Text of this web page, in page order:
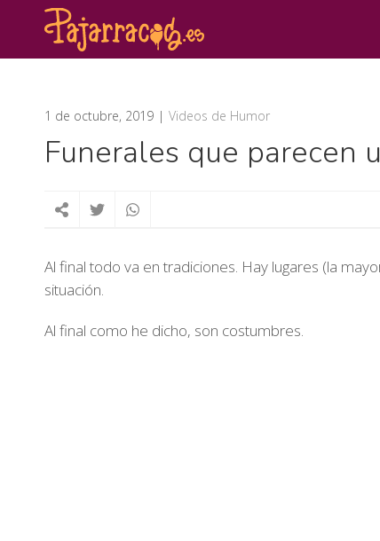
1 de octubre, 2019 Videos de Humor
Funerales que parecen
Al final todo va en tradiciones. Hay lugares (la
situación.
Al final como he dicho, son costumbres.